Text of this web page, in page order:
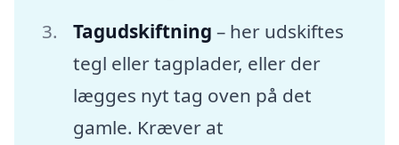
Tagudskiftning – her udskiftes
tegl eller tagplader, eller der
lægges nyt tag oven på det
gamle. Kræver at